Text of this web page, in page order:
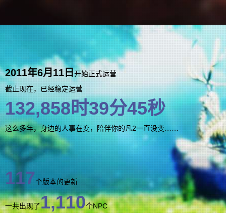
2011年6月11日开始正式运营
截止现在，已经稳定运营
132,858时39分45秒
这么多年，身边的人事在变，陪伴你的凡2一直没变……
117个版本的更新
一共出现了1,110个NPC